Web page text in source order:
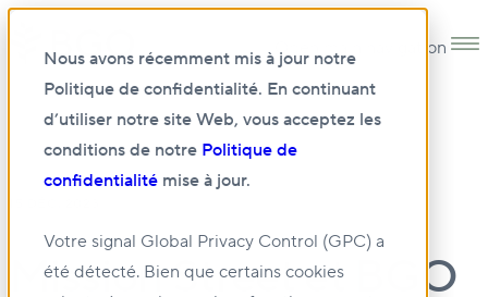
Nous avons récemment mis à jour notre
Politique de confidentialité. En continuant
d’utiliser notre site Web, vous acceptez les
conditions de notre Politique de
confidentialité mise à jour.
Votre signal Global Privacy Control (GPC) a
été détecté. Bien que certains cookies
Open main navigation
Mission Street et BGO